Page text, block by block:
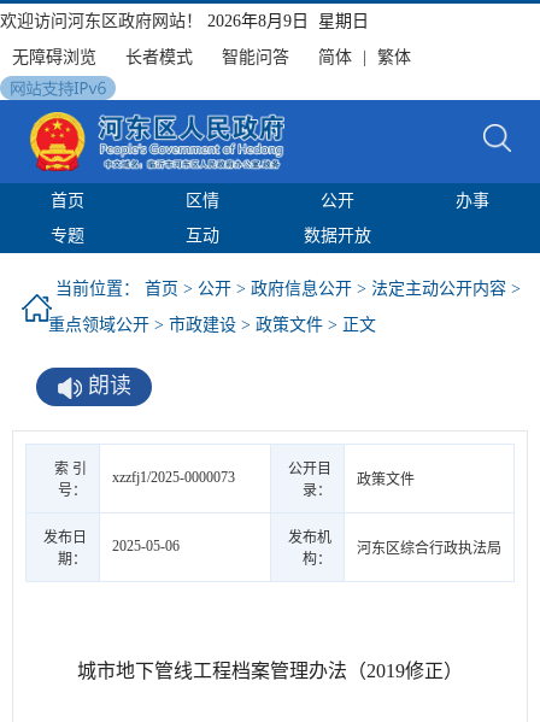
欢迎访问河东区政府网站！
2026年8月9日 星期日
无障碍浏览
长者模式 智能问答 简体 繁体
首页 区情 公开
办事
专题
互动 数据开放
当前位置： 首页 > 公开 > 政府信息公开 > 法定主动公开内容 >
重点领域公开 > 市政建设 > 政策文件 > 正文
朗读
索 引
号：
xzzfj1/2025-0000073
公开目
录：
政策文件
发布日
期：
2025-05-06
发布机
构：
河东区综合行政执法局
城市地下管线工程档案管理办法（2019修正）